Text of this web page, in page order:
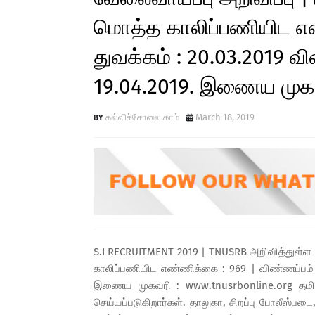
மொத்த
துவக்கம் : 20.03.2019
19.04.2019. இணைய
கல்விச்சோலை.காம் March 18, 2019
S.I RECRUITMENT 2019 | TNUSRB
காலிப்பணியிட எண்ணிக்கை : 969 | விண்ணப்பம்
இணைய முகவரி : www.tnusrbonline.org
செய்யப்படுகிறார்கள். தாலுகா, சிறப்பு